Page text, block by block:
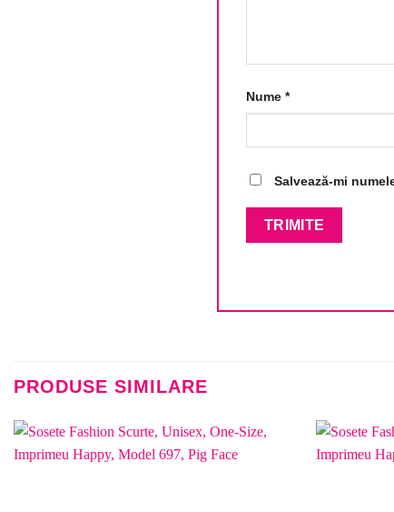
Nume *
Salvează-mi
PRODUSE SIMILARE